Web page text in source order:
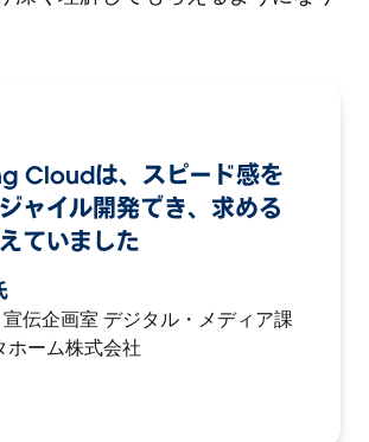
Cloudは、スピード感を
ャイル開発でき、求める
ていました
伝企画室 デジタル・メディア課
ホーム株式会社